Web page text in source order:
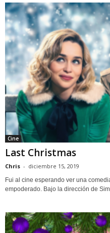
Cine
Last Christmas
Chris - diciembre 15, 2019
Fui al cine esperando ver una
empoderado. Bajo la dirección de